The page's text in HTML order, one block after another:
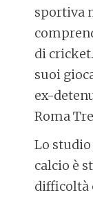
sportiva
di
suoi
ex-
Roma
Lo
calcio è
difficoltà